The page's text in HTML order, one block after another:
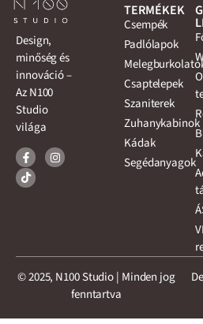
Design,
minőség és
innováció –
Az N100
Studio
világa
TERMÉKEK
Csempék
Padlólapok
Csaptelepek
Szaniterek
Zuhanykabinok
Kádak
Segédanyagok
© 2025, N100 Studio | Minden jog
fenntartva